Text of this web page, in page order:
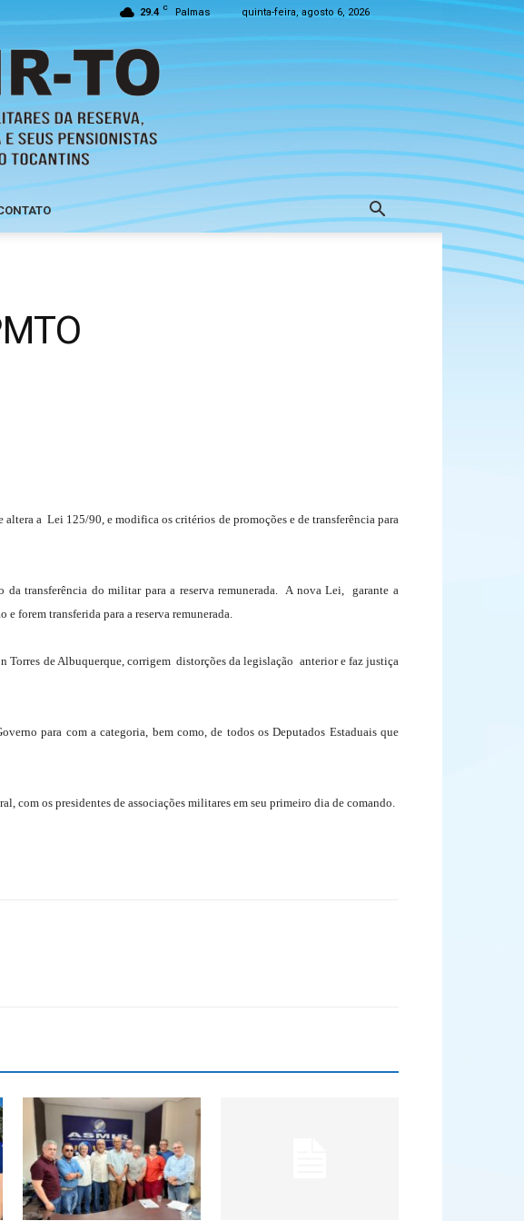
29.4 C Palmas quinta-feira, agosto 6, 2026
a Lei 125/90, e modifica os critérios de promoções e de transferência para
transferência do militar para a reserva remunerada. A nova Lei, garante a
forem transferida para a reserva remunerada.
de Albuquerque, corrigem distorções da legislação anterior e faz justiça
para com a categoria, bem como, de todos os Deputados Estaduais que
com os presidentes de associações militares em seu primeiro dia de comando.